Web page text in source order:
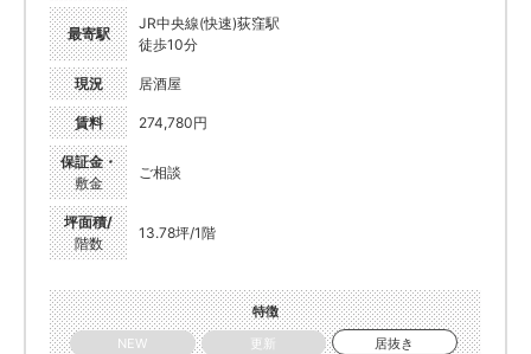
最寄駅
JR中央線(快速)荻窪駅
徒歩10分
現況 居酒屋
賃料 274,780円
保証金・
敷金
ご相談
坪面積/
階数
13.78坪/1階
特徴
NEW
更新
居抜き